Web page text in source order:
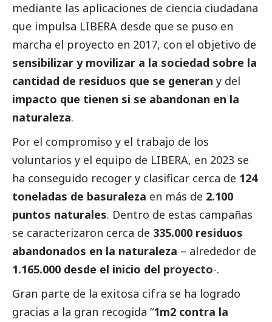
mediante las aplicaciones de ciencia ciudadana
que impulsa LIBERA desde que se puso en
marcha el proyecto en 2017, con el objetivo de
sensibilizar y movilizar a la sociedad sobre la
cantidad de residuos que se generan y del
impacto que tienen si se abandonan en la
naturaleza.
Por el compromiso y el trabajo de los
voluntarios y el equipo de LIBERA, en 2023 se
ha conseguido recoger y clasificar cerca de 124
toneladas de basuraleza en más de 2.100
puntos naturales. Dentro de estas campañas
se caracterizaron cerca de 335.000 residuos
abandonados en la naturaleza – alrededor de
1.165.000 desde el inicio del proyecto-.
Gran parte de la exitosa cifra se ha logrado
gracias a la gran recogida “1m2 contra la